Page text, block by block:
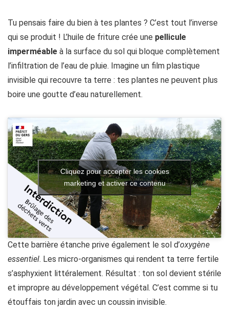
Tu pensais faire du bien à tes plantes ? C’est tout l’inverse
qui se produit ! L’huile de friture crée une pellicule
imperméable à la surface du sol qui bloque complètement
l’infiltration de l’eau de pluie. Imagine un film plastique
invisible qui recouvre ta terre : tes plantes ne peuvent plus
boire une goutte d’eau naturellement.
Cliquez pour accepter les cookies
marketing et activer ce contenu
Cette barrière étanche prive également le sol d’oxygène
essentiel. Les micro-organismes qui rendent ta terre fertile
s’asphyxient littéralement. Résultat : ton sol devient stérile
et impropre au développement végétal. C’est comme si tu
étouffais ton jardin avec un coussin invisible.